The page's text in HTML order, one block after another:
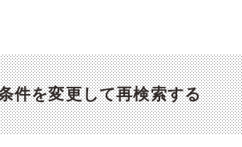
件を変更して再検索する